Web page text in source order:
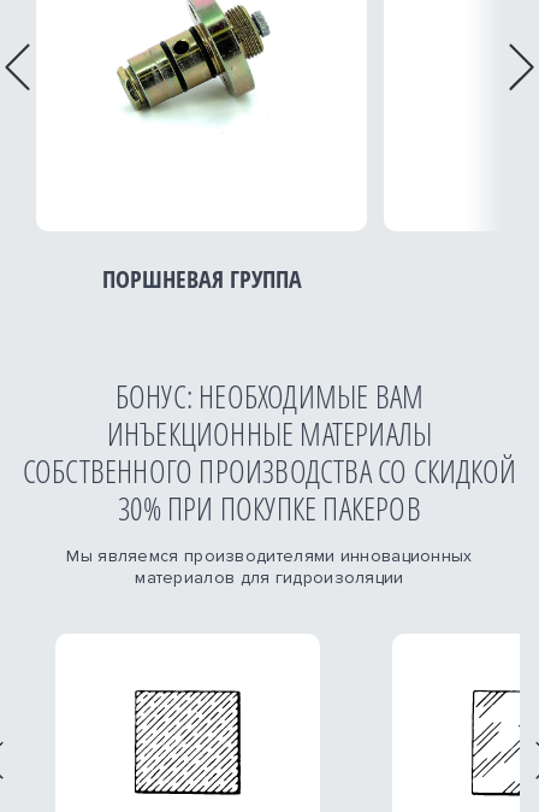
Previous
ПОРШНЕВАЯ ГРУППА
БОНУС: НЕОБХОДИМЫЕ ВАМ
ИНЪЕКЦИОННЫЕ МАТЕРИАЛЫ
СОБСТВЕННОГО ПРОИЗВОДСТВА СО СКИДКОЙ
30% ПРИ ПОКУПКЕ ПАКЕРОВ
Мы являемся производителями инновационных
материалов для гидроизоляции